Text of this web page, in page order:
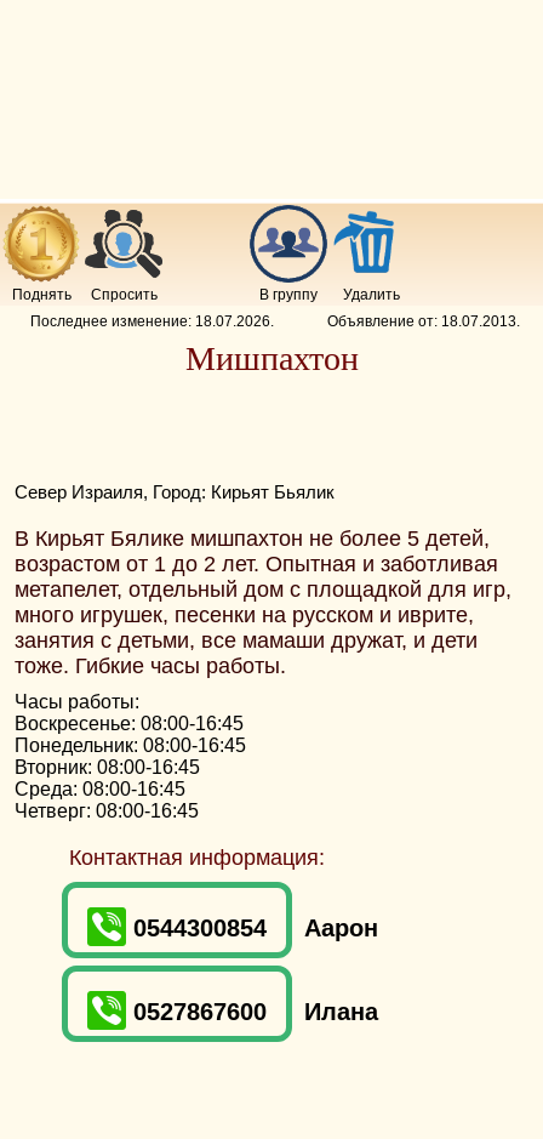
Поднять Спросить В группу
Удалить
Последнее изменение: 18.07.2026. Объявление от: 18.07.2013.
Мишпахтон
Север Израиля, Город: Кирьят Бьялик
В Кирьят Бялике мишпахтон не более 5 детей,
возрастом от 1 до 2 лет. Опытная и заботливая
метапелет, отдельный дом с площадкой для игр,
много игрушек, песенки на русском и иврите,
занятия с детьми, все мамаши дружат, и дети
тоже. Гибкие часы работы.
Часы работы:
Воскресенье: 08:00-16:45
Понедельник: 08:00-16:45
Вторник: 08:00-16:45
Среда: 08:00-16:45
Четверг: 08:00-16:45
Контактная информация:
0544300854 Аарон
0527867600 Илана